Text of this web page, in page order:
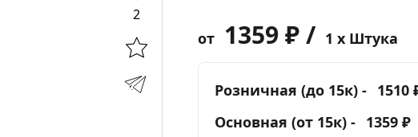
2
от 1359 ₽ / 1 x Штука
Розничная (до 15к) - 1510
Основная (от 15к) - 1359 ₽